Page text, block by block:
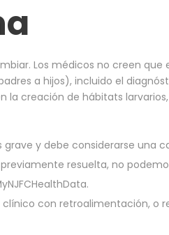
Los médicos no creen que
a hijos), incluido el
la creación de hábitats
y debe considerarse una
resuelta, no
con retroalimentación, o